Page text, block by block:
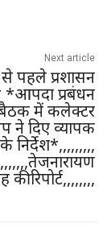
Next article
पहले प्रशासन
*आपदा प्रबंधन
बैठक में कलेक्टर
ने दिए व्यापक
निर्देश*,,,,,,,,,
की रिपोर्ट,,,,,,,,